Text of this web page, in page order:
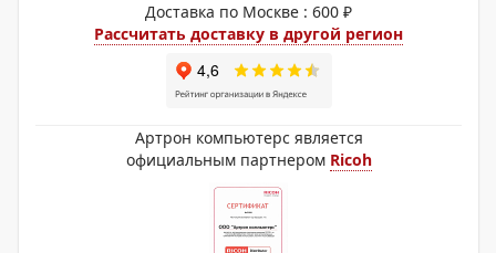
Доставка по Москве : 600 ₽
Рассчитать доставку в другой регион
Артрон компьютерс является
официальным партнером Ricoh